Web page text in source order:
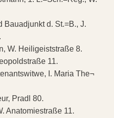
Bauadjunkt d. St.=B., J.
W. Heiligeiststraße 8.
11.
I. Maria The¬
Pradl 80.
Anatomiestraße 11.